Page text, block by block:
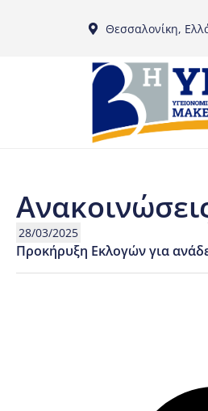
Θεσσαλονίκη,
28/03/2025
Προκήρυξη Εκλογών για